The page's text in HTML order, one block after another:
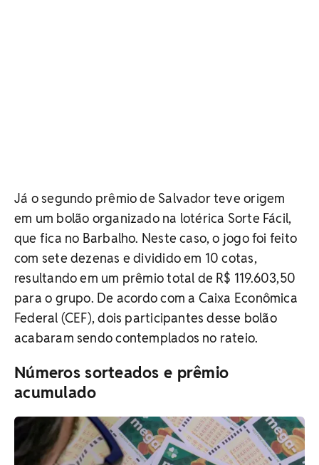
Já o segundo prêmio de Salvador teve origem
em um bolão organizado na lotérica Sorte Fácil,
que fica no Barbalho. Neste caso, o jogo foi feito
com sete dezenas e dividido em 10 cotas,
resultando em um prêmio total de R$ 119.603,50
para o grupo. De acordo com a Caixa Econômica
Federal (CEF), dois participantes desse bolão
acabaram sendo contemplados no rateio.
Números sorteados e prêmio
acumulado